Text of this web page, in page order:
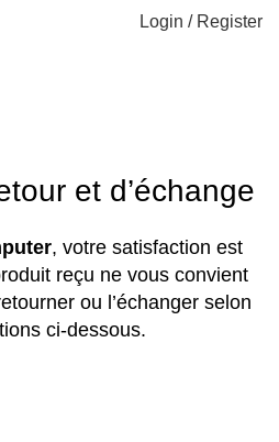
Login / Register
et d’échange
, votre satisfaction est
reçu ne vous convient
ou l’échanger selon
ci-dessous.